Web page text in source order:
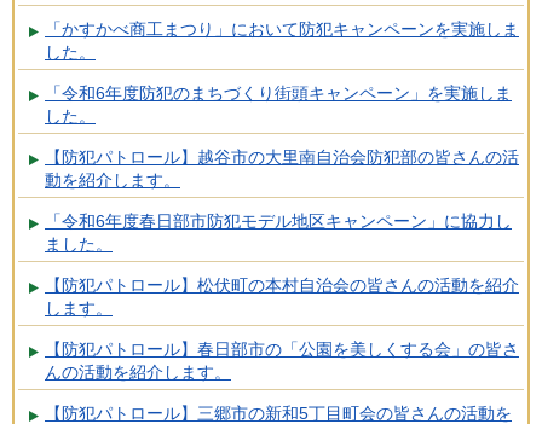
「かすかべ商工まつり」において防犯キャンペーンを実施しま
した。
「令和6年度防犯のまちづくり街頭キャンペーン」を実施しま
した。
【防犯パトロール】越谷市の大里南自治会防犯部の皆さんの活
動を紹介します。
「令和6年度春日部市防犯モデル地区キャンペーン」に協力し
ました。
【防犯パトロール】松伏町の本村自治会の皆さんの活動を紹介
します。
【防犯パトロール】春日部市の「公園を美しくする会」の皆さ
んの活動を紹介します。
【防犯パトロール】三郷市の新和5丁目町会の皆さんの活動を